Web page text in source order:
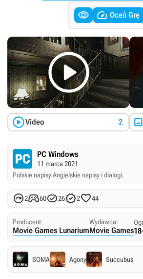
  Oceń Grę

Video 2
PC Windows
11 marca 2021
Polskie napisy.Angielskie napisy i dialogi.
26026244
Producent:
Movie Games Lunarium
Wydawca:
Movie Games
SOMA Agony Succubus